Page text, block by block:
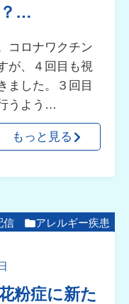
…
コロナワクチン
が、４回目も視
ました。３回目
うよう…
もっと見る
信 アレルギー疾患
粉症に新た